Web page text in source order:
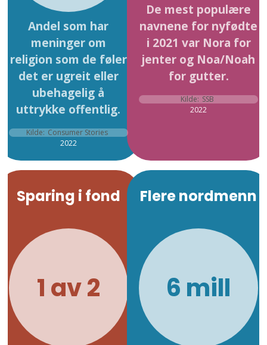
Andel som har
meninger om
religion som de føler
det er ugreit eller
ubehagelig å
uttrykke offentlig.
Kilde: Consumer Stories
2022
De mest populære
navnene for nyfødte
i 2021 var Nora for
jenter og Noa/Noah
for gutter.
Kilde: SSB
2022
Sparing i fond
1 av 2
Flere nordmenn
6 mill